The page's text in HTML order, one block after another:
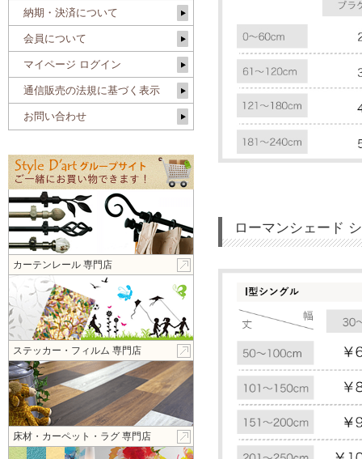
ローマンシェード
納期・決済について
会員について
マイページ ログイン
通信販売の法規に基づく表示
お問い合わせ
カーテンレール 専門店
ステッカー・フィルム 専門店
床材・カーペット・ラグ 専門店